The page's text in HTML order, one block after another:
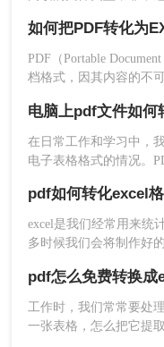
5、转换完成，点
需要注意：在线转
限制和转换速度限
第三种方法：使
除了在线转换工具
的图片转表格软件
这些软件通常具备
辑功能，可以应对
操作如下：
1、百度搜索“转转
法是把图片转excel。怎
一下PDF转Word的一些
PDF（Portable
档格式，因其内容的不
出来，转换成Excel电子
一步编辑。那么如何把
PDF转化为Excel的常用
在日常工作和学习中，
电子表格格式的情况。
电子表格可以方便我们
那么，电脑上pdf文件
吧。
excel是我们经常用来统
多时候我们会将制作好
如何转化excel格式吗？
看是怎么PDF转Excel的
整理一种简单又快捷的
工作时，我们常常要处
一张表格，怎么把它提